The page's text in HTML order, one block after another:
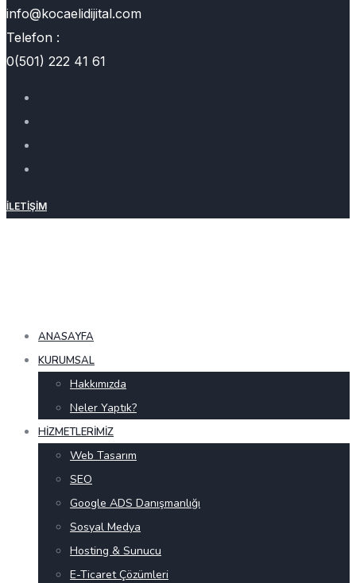
info@kocaelidijital.com
Telefon :
0(501) 222 41 61
İLETIŞIM
ANASAYFA
KURUMSAL
Hakkımızda
Neler Yaptık?
HIZMETLERIMIZ
Web Tasarım
SEO
Google ADS Danışmanlığı
Sosyal Medya
Hosting & Sunucu
E-Ticaret Çözümleri